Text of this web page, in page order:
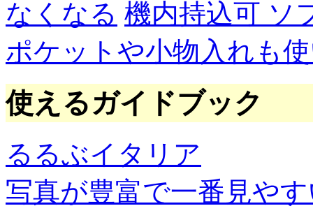
なくなる 機内持込可 ソ
ポケットや小物入れも
使えるガイドブック
るるぶイタリア
写真が豊富で一番見や